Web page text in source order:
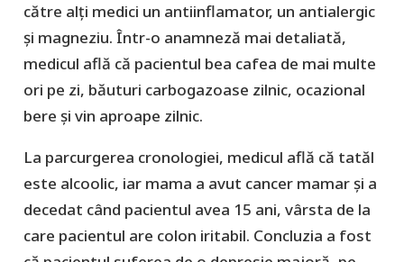
către alți medici un antiinflamator, un antialergic
și magneziu. Într-o anamneză mai detaliată,
medicul află că pacientul bea cafea de mai multe
ori pe zi, băuturi carbogazoase zilnic, ocazional
bere și vin aproape zilnic.
La parcurgerea cronologiei, medicul află că tatăl
este alcoolic, iar mama a avut cancer mamar și a
decedat când pacientul avea 15 ani, vârsta de la
care pacientul are colon iritabil. Concluzia a fost